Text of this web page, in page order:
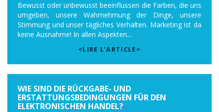
Bewusst oder unbewusst beeinflussen die Farben, die uns
umgeben, unsere Wahrnehmung der Dinge, unsere
Stimmung und unser tägliches Verhalten. Marketing ist da
keine Ausnahme! In allen Aspekten...
<LIRE L’ARTICLE>
WIE SIND DIE RÜCKGABE- UND
ERSTATTUNGSBEDINGUNGEN FÜR DEN
ELEKTRONISCHEN HANDEL?